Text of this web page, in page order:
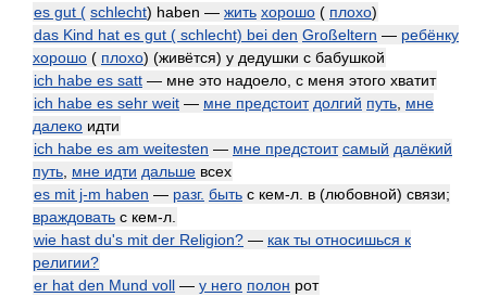
es gut ( schlecht) haben — жить хорошо ( плохо)
das Kind hat es gut ( schlecht) bei den Großeltern — ребёнку
хорошо ( плохо) (живётся) у дедушки с бабушкой
ich habe es satt — мне это надоело, с меня этого хватит
ich habe es sehr weit — мне предстоит долгий путь мне
далеко идти
ich habe es am weitesten — мне предстоит самый далёкий
путь мне идти дальше всех
es mit j-m haben — разг. быть с кем-л. в (любовной) связи;
враждовать с кем-л.
wie hast du's mit der Religion? — как ты относишься к
религии?
er hat den Mund voll — у него полон рот